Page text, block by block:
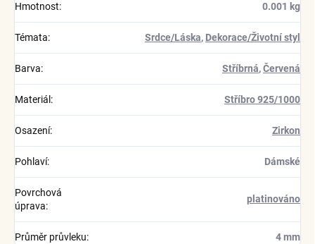
Hmotnost: 0.001 kg
Témata: Srdce/Láska, Dekorace/Životní styl
Barva: Stříbrná,Červená
Materiál : Stříbro 925/1000
Osazení: Zirkon
Pohlaví: Dámské
Povrchová
úprava:
platinováno
Průměr průvleku: 4 mm